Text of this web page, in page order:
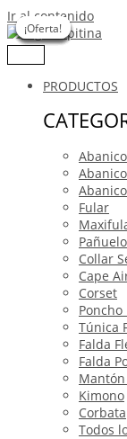
Ir al contenido
PRODUCTOS
Fular
Pañuelo
Collar
Cape
Corset
Poncho
Túnica
Falda
Falda
Kimono
Corbata
Todos
¡Oferta!
¡Oferta!
¡Oferta!
¡Oferta!
¡Oferta!
¡Oferta!
¡Oferta!